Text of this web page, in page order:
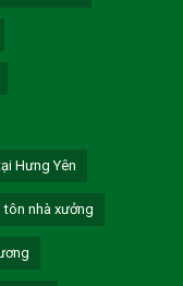
Hưng Yên
tôn nhà xưởng